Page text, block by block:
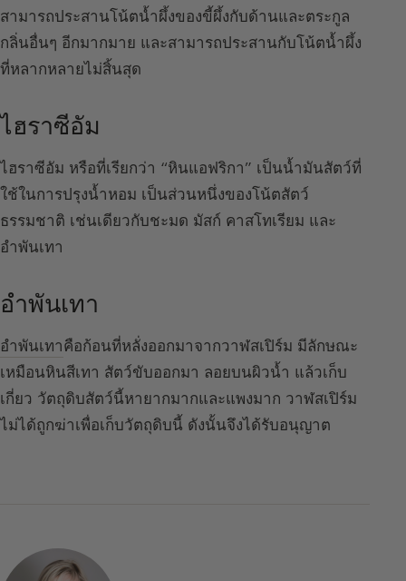
สามารถประสานโน้ตน้ำผึ้งของขี้ผึ้งกับด้านและตระกูล
กลิ่นอื่นๆ อีกมากมาย และสามารถประสานกับโน้ตน้ำผึ้ง
ที่หลากหลายไม่สิ้นสุด
ไฮราซีอัม
ไฮราซีอัม หรือที่เรียกว่า “หินแอฟริกา” เป็นน้ำมันสัตว์ที่
ใช้ในการปรุงน้ำหอม เป็นส่วนหนึ่งของโน้ตสัตว์
ธรรมชาติ เช่นเดียวกับชะมด มัสก์ คาสโทเรียม และ
อำพันเทา
อำพันเทา
อำพันเทาคือก้อนที่หลั่งออกมาจากวาฬสเปิร์ม มีลักษณะ
เหมือนหินสีเทา สัตว์ขับออกมา ลอยบนผิวน้ำ แล้วเก็บ
เกี่ยว วัตถุดิบสัตว์นี้หายากมากและแพงมาก วาฬสเปิร์ม
ไม่ได้ถูกฆ่าเพื่อเก็บวัตถุดิบนี้ ดังนั้นจึงได้รับอนุญาต